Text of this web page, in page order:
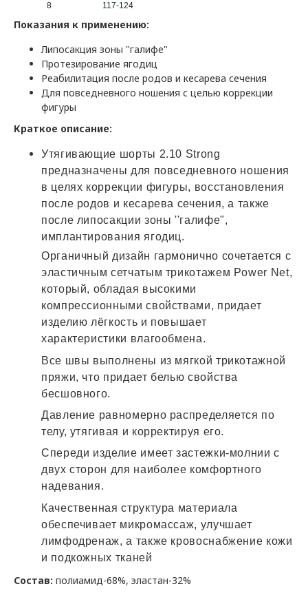
8 117-124
Показания к применению:
Липосакция зоны "галифе"
Протезирование ягодиц
Реабилитация после родов и кесарева сечения
Для повседневного ношения с целью коррекции
фигуры
Краткое описание:
Утягивающие шорты 2.10 Strong
предназначены для повседневного ношения
в целях коррекции фигуры, восстановления
после родов и кесарева сечения, а также
после липосакции зоны ''галифе",
имплантирования ягодиц.
Органичный дизайн гармонично сочетается с
эластичным сетчатым трикотажем Power Net,
который, обладая высокими
компрессионными свойствами, придает
изделию лёгкость и повышает
характеристики влагообмена.
Все швы выполнены из мягкой трикотажной
пряжи, что придает белью свойства
бесшовного.
Давление равномерно распределяется по
телу, утягивая и корректируя его.
Спереди изделие имеет застежки-молнии с
двух сторон для наиболее комфортного
надевания.
Качественная структура материала
обеспечивает микромассаж, улучшает
лимфодренаж, а также кровоснабжение кожи
и подкожных тканей
Состав: полиамид-68%, эластан-32%